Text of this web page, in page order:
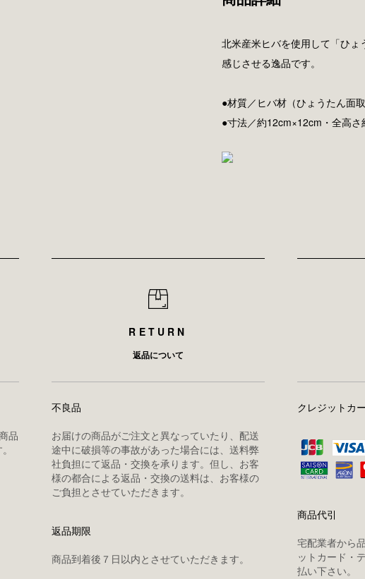
北米産米ヒバを使用して「ひ
感じさせる逸品です。
●材質／ヒバ材（ひょうたん面取
●寸法／約12cm×12cm・全高さ
品
RETURN
返品について
不良品
お届けの商品がご注文と異なっていたり、配送
途中に破損等の事故があった場合には、送料弊
社負担にて返品・交換を承ります。但し、お客
様の都合による返品・交換の送料は、お客様の
ご負担とさせていただきます。
返品期限
商品到着後７日以内とさせていただきます。
クレジットカ
商品代引
宅配業者から
ットカード・
払い下さい。